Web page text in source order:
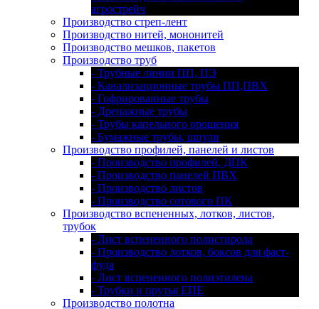
агрострейч
Производство стреп-лент
Производство нитей, мононитей
Производство мешков, пакетов
Производство труб
- Трубные линии ПП, ПЭ
- Канализационные трубы ПП,ПВХ
- Гофрированные трубы
- Дренажные трубы
- Трубы капельного орошения
- Бумажные трубы, шпули
Производство профилей, панелей и листов
- Производство профилей, ДПК
- Производство панелей ПВХ
- Производство листов
- Производство сотового ПК
Производство вспененных, лотков, листов,
трубок
- Лист вспененного полистирола
- Производство лотков, боксов для фаст-
фуда
- Лист вспененного полиэтилена
- Трубки и прутья ЕПЕ
Производство полотна